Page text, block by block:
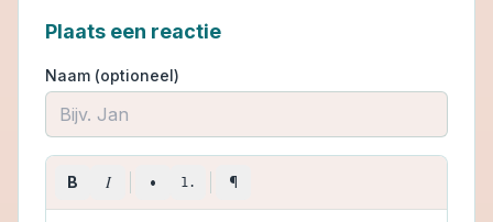
Plaats een reactie
Naam (optioneel)
B I • 1. ¶